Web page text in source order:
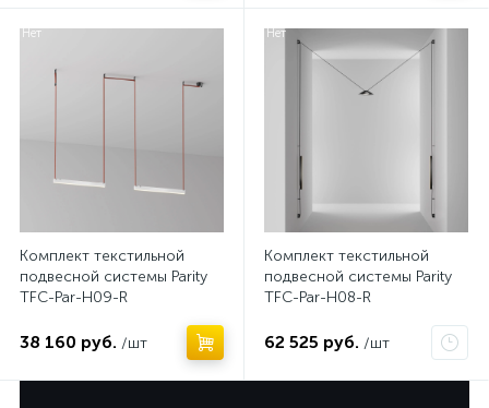
Нет
Комплект текстильной
подвесной системы Parity
TFC-Par-H09-R
38 160 руб. /шт
Нет
Комплект текстильной
подвесной системы Parity
TFC-Par-H08-R
62 525 руб. /шт